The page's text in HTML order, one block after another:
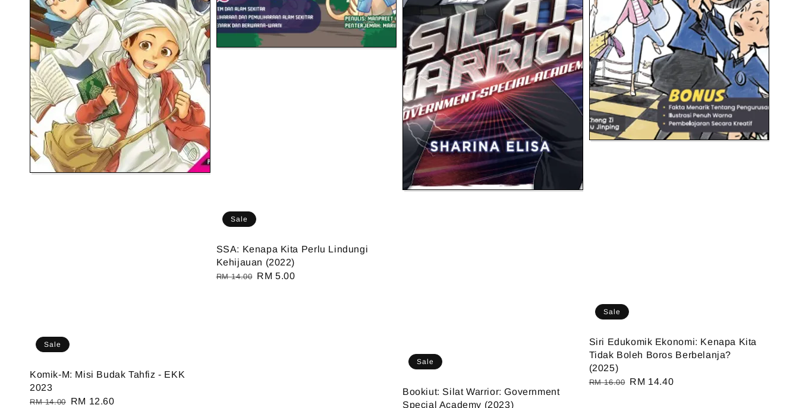
Sale
Komik-M: Misi Budak Tahfiz - EKK
2023
Regular
RM 14.00 Sale
RM 12.60
Sale
SSA: Kenapa Kita Perlu Lindungi
Kehijauan (2022)
Regular
RM 14.00 Sale
RM 5.00
Sale
Bookiut: Silat Warrior: Government
Special Academy (2023)
Sale
Siri Edukomik Ekonomi: Kenapa Kita
Tidak Boleh Boros Berbelanja?
(2025)
Regular
RM 16.00 Sale
RM 14.40